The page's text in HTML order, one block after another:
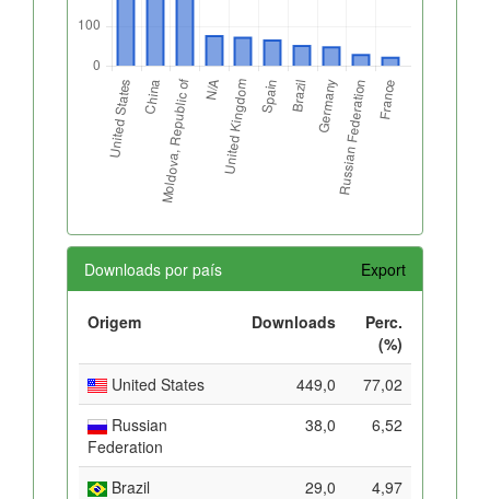
Downloads por país Export
Origem Downloads
Perc.
(%)
United States
449,0
77,02
Russian
Federation
38,0 6,52
Brazil 29,0
4,97